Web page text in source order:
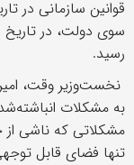
قوانین سازمانی در
رسید.
نخست‌وزیر وقت،
به مشکلات
مشکلاتی که ناشی از
تنها فضای قابل